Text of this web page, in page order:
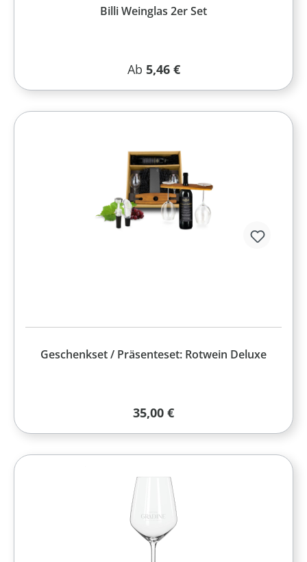
Billi Weinglas 2er Set
Regulärer Preis:
Ab 5,46 €
Geschenkset / Präsenteset: Rotwein Deluxe
Regulärer Preis:
35,00 €